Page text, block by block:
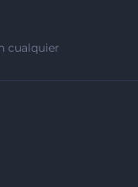
cualquier